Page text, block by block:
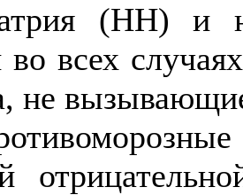
(НН) и
всех
не